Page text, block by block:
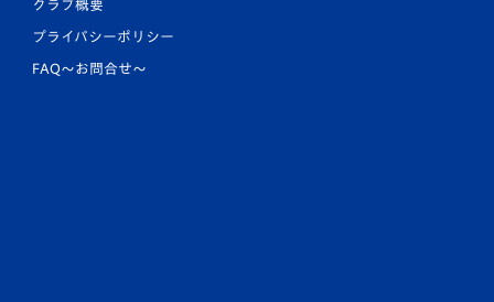
クラブ概要
プライバシーポリシー
FAQ〜お問合せ〜